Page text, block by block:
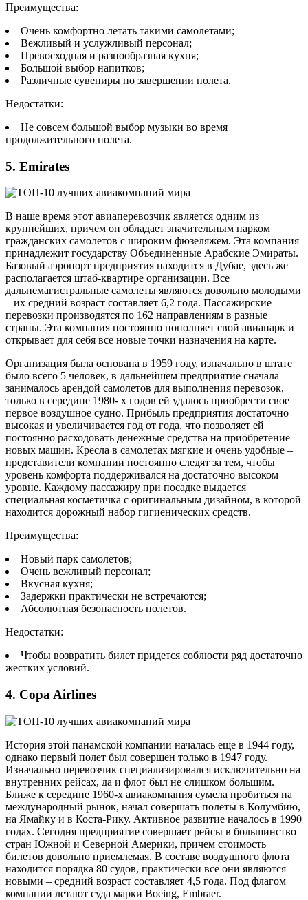
Преимущества:
Очень комфортно летать такими самолетами;
Вежливый и услужливый персонал;
Превосходная и разнообразная кухня;
Большой выбор напитков;
Различные сувениры по завершении полета.
Недостатки:
Не совсем большой выбор музыки во время
продолжительного полета.
5. Emirates
В наше время этот авиаперевозчик является одним из
крупнейших, причем он обладает значительным парком
гражданских самолетов с широким фюзеляжем. Эта компания
принадлежит государству Объединенные Арабские Эмираты.
Базовый аэропорт предприятия находится в Дубае, здесь же
располагается штаб-квартире организации. Все
дальнемагистральные самолеты являются довольно молодыми
– их средний возраст составляет 6,2 года. Пассажирские
перевозки производятся по 162 направлениям в разные
страны. Эта компания постоянно пополняет свой авиапарк и
открывает для себя все новые точки назначения на карте.
Организация была основана в 1959 году, изначально в штате
было всего 5 человек, в дальнейшем предприятие сначала
занималось арендой самолетов для выполнения перевозок,
только в середине 1980- х годов ей удалось приобрести свое
первое воздушное судно. Прибыль предприятия достаточно
высокая и увеличивается год от года, что позволяет ей
постоянно расходовать денежные средства на приобретение
новых машин. Кресла в самолетах мягкие и очень удобные –
представители компании постоянно следят за тем, чтобы
уровень комфорта поддерживался на достаточно высоком
уровне. Каждому пассажиру при посадке выдается
специальная косметичка с оригинальным дизайном, в которой
находится дорожный набор гигиенических средств.
Преимущества:
Новый парк самолетов;
Очень вежливый персонал;
Вкусная кухня;
Задержки практически не встречаются;
Абсолютная безопасность полетов.
Недостатки:
Чтобы возвратить билет придется соблюсти ряд достаточно
жестких условий.
4. Copa Airlines
История этой панамской компании началась еще в 1944 году,
однако первый полет был совершен только в 1947 году.
Изначально перевозчик специализировался исключительно на
внутренних рейсах, да и флот был не слишком большим.
Ближе к середине 1960-х авиакомпания сумела пробиться на
международный рынок, начал совершать полеты в Колумбию,
на Ямайку и в Коста-Рику. Активное развитие началось в 1990
годах. Сегодня предприятие совершает рейсы в большинство
стран Южной и Северной Америки, причем стоимость
билетов довольно приемлемая. В составе воздушного флота
находится порядка 80 судов, практически все они являются
новыми – средний возраст составляет 4,5 года. Под флагом
компании летают суда марки Boeing, Embraer.